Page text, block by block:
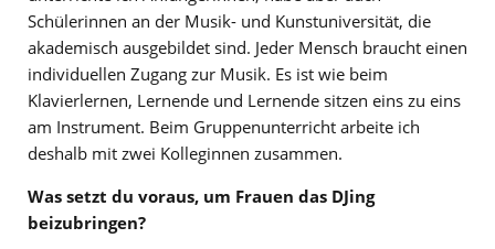
Schülerinnen an der Musik- und Kunstuniversität, die
akademisch ausgebildet sind. Jeder Mensch braucht einen
individuellen Zugang zur Musik. Es ist wie beim
Klavierlernen, Lernende und Lernende sitzen eins zu eins
am Instrument. Beim Gruppenunterricht arbeite ich
deshalb mit zwei Kolleginnen zusammen.
Was setzt du voraus, um Frauen das DJing
beizubringen?